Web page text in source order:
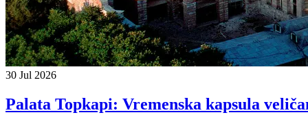
30 Jul 2026
Palata Topkapi: Vremenska kapsula